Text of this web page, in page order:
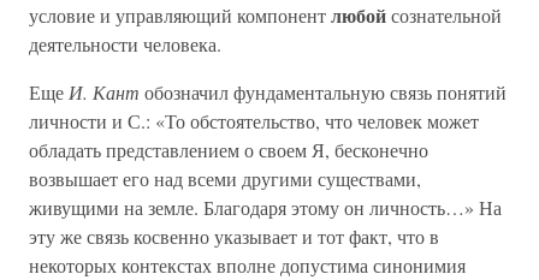
условие и управляющий компонентлюбойсознательной
деятельности человека.
Еще И. Кант обозначил фундаментальную связь понятий
личности и С.: «То обстоятельство, что человек может
обладать представлением о своем Я, бесконечно
возвышает его над всеми другими существами,
живущими на земле. Благодаря этому он личность…» На
эту же связь косвенно указывает и тот факт, что в
некоторых контекстах вполне допустима синонимия